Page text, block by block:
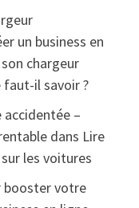
un business en
chargeur
faut-il savoir ?
accidentée –
dans Lire
les voitures
booster votre